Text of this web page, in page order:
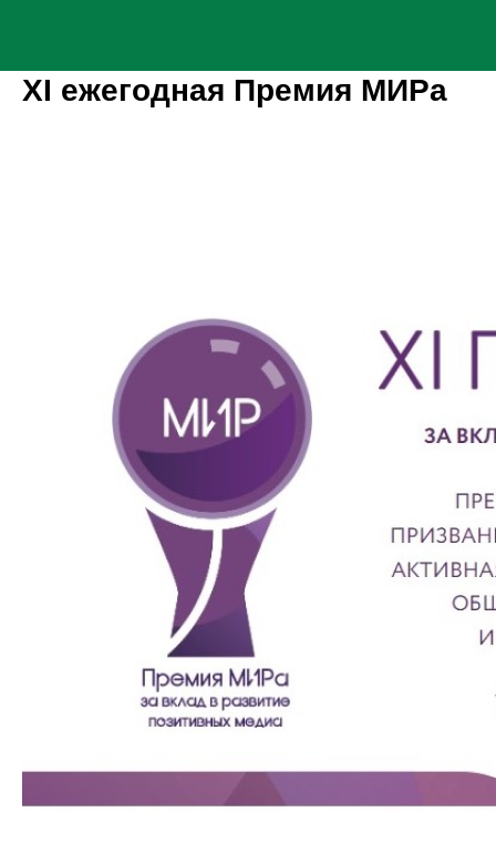
XI ежегодная Премия МИРа